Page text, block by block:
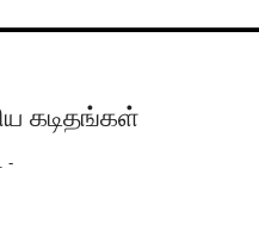
கடிதங்கள்
-